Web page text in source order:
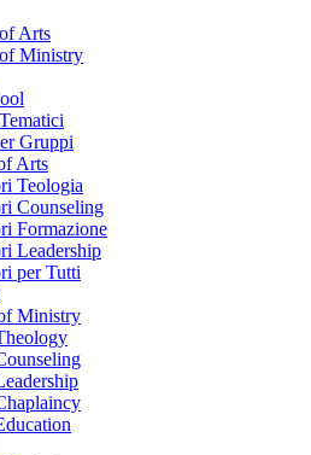
Arts
Ministry
Gruppi
Arts
Teologia
Counseling
Formazione
Leadership
per Tutti
Ministry